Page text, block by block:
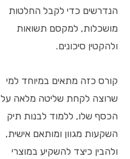
הנדרשים כדי לקבל החלטות
מושכלות, למקסם תשואות
ולהקטין סיכונים.
קורס כזה מתאים במיוחד למי
שרוצה לקחת שליטה מלאה על
הכסף שלו, ללמוד לבנות תיק
השקעות מגוון ומותאם אישית,
ולהבין כיצד להשקיע במוצרי